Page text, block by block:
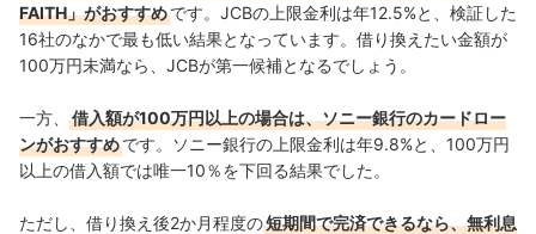
FAITH」がおすすめです。JCBの上限金利は年12.5%と、検証した
16社のなかで最も低い結果となっています。借り換えたい金額が
100万円未満なら、JCBが第一候補となるでしょう。
一方、
借入額が100万円以上の場合は、ソニー銀行のカードロー
ンがおすすめです。ソニー銀行の上限金利は年9.8%と、100万円
以上の借入額では唯一10％を下回る結果でした。
ただし、借り換え後2か月程度の短期間で完済できるなら、無利息